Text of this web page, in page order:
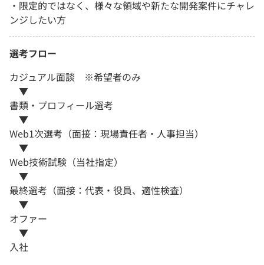
・限定的ではなく、様々な領域や新たな開発案件にチャレ
ンジしたい方
選考フロー
カジュアル面談 ※希望者のみ
▼
書類・プロフィール選考
▼
Web1次選考（面接：現場責任者・人事担当）
▼
Web技術試験（当社指定）
▼
最終選考（面接：代表・役員、適性検査）
▼
オファー
▼
入社